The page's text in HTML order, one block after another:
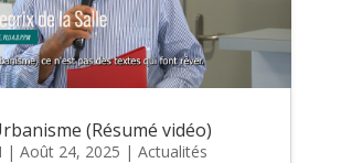
(Résumé vidéo)
| Août 24, 2025 | Actualités